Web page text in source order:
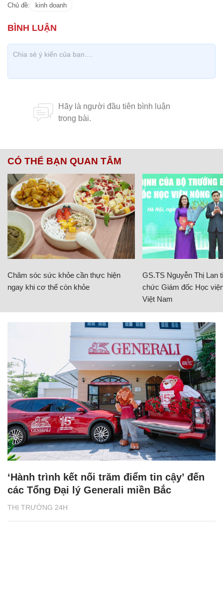
Chủ đề: kinh doanh
CÓ THỂ BẠN QUAN TÂM
Chăm sóc sức khỏe cần thực hiện
ngay khi cơ thể còn khỏe
GS.TS Nguyễn Thị Lan
chức Giám đốc Học
Việt Nam
THỊ TRƯỜNG 24H
‘Hành trình kết nối trăm điểm tin cậy’ đến
các Tổng Đại lý Generali miền Bắc